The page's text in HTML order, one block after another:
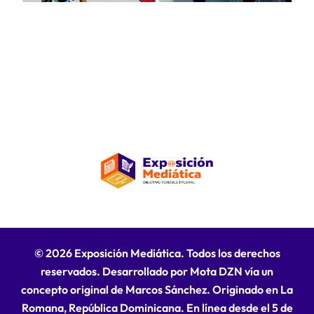
© 2026 Exposición Mediática. Todos los derechos
reservados. Desarrollado por Mota DZN vía un
concepto original de Marcos Sánchez. Originado en La
Romana, República Dominicana. En línea desde el 5 de